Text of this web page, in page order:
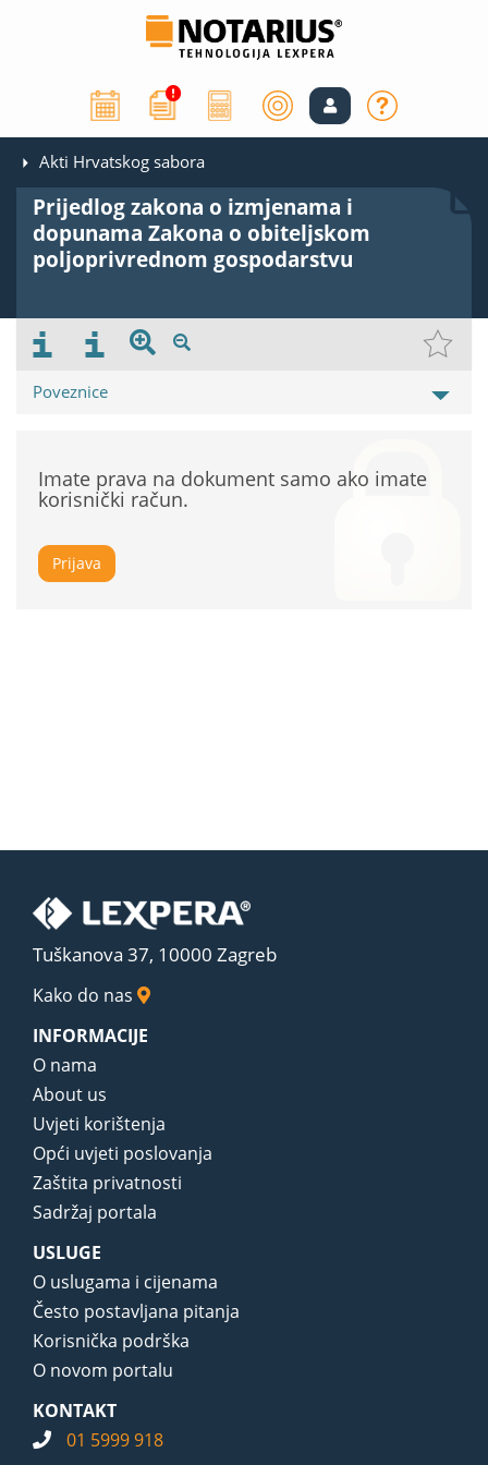
Akti Hrvatskog sabora
Prijedlog zakona o izmjenama i
dopunama Zakona o obiteljskom
poljoprivrednom gospodarstvu
Poveznice
Imate prava na dokument samo ako imate
korisnički račun.
Prijava
Tuškanova 37, 10000 Zagreb
Kako do nas
INFORMACIJE
O nama
About us
Uvjeti korištenja
Opći uvjeti poslovanja
Zaštita privatnosti
Sadržaj portala
USLUGE
O uslugama i cijenama
Često postavljana pitanja
Korisnička podrška
O novom portalu
KONTAKT
01 5999 918